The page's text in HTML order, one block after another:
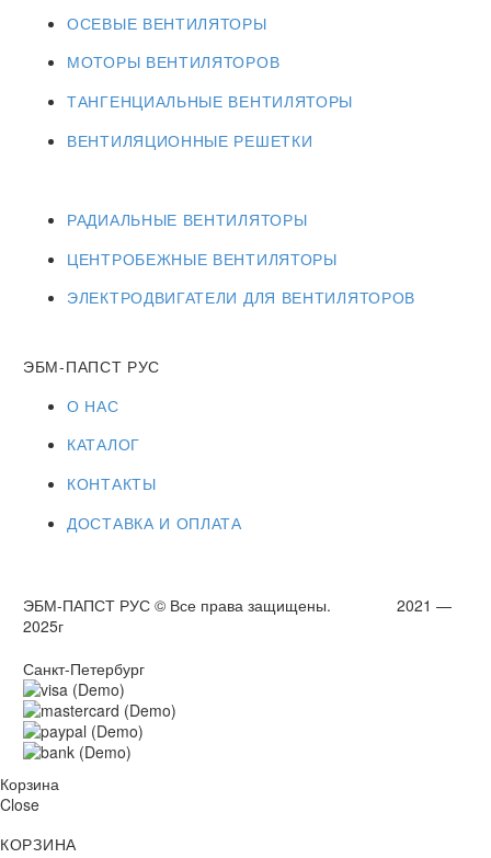
ОСЕВЫЕ ВЕНТИЛЯТОРЫ
МОТОРЫ ВЕНТИЛЯТОРОВ
ТАНГЕНЦИАЛЬНЫЕ ВЕНТИЛЯТОРЫ
ВЕНТИЛЯЦИОННЫЕ РЕШЕТКИ
РАДИАЛЬНЫЕ ВЕНТИЛЯТОРЫ
ЦЕНТРОБЕЖНЫЕ ВЕНТИЛЯТОРЫ
ЭЛЕКТРОДВИГАТЕЛИ ДЛЯ ВЕНТИЛЯТОРОВ
ЭБМ-ПАПСТ РУС
О НАС
КАТАЛОГ
КОНТАКТЫ
ДОСТАВКА И ОПЛАТА
ЭБМ-ПАПСТ РУС © Все права защищены. 2021 —
2025г
Санкт-Петербург
Корзина
Close
КОРЗИНА